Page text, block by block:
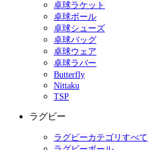
卓球ラケット
卓球ボール
卓球シューズ
卓球バッグ
卓球ウェア
卓球ラバー
Butterfly
Nittaku
TSP
ラグビー
ラグビーカテゴリすべて